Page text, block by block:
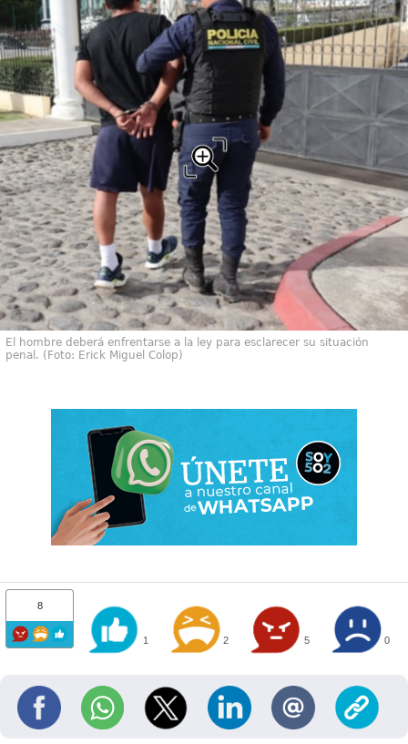
El hombre deberá enfrentarse a la ley para esclarecer su situación
penal. (Foto: Erick Miguel Colop)
8
1 2 5 0